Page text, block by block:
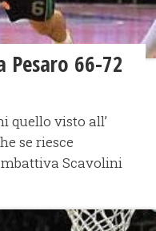
Pesaro 66-72
quello visto all’
se riesce
Scavolini